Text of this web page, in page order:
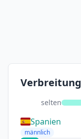
Verbreitung
selten
Spanien
männlich